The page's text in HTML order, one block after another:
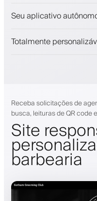
Envolva clientes
Seu aplicativo
Totalmente
Receba solicitações de
busca, leituras de QR code
Site
barbearia